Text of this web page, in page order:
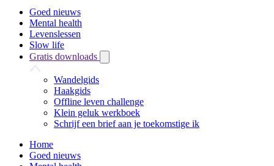
Goed nieuws
Mental health
Levenslessen
Slow life
Gratis downloads
Wandelgids
Haakgids
Offline leven challenge
Klein geluk werkboek
Schrijf een brief aan je toekomstige ik
Home
Goed nieuws